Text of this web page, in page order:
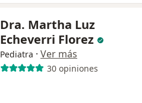
Dra. Martha Luz
Echeverri Florez
Pediatra · Ver más
30 opiniones